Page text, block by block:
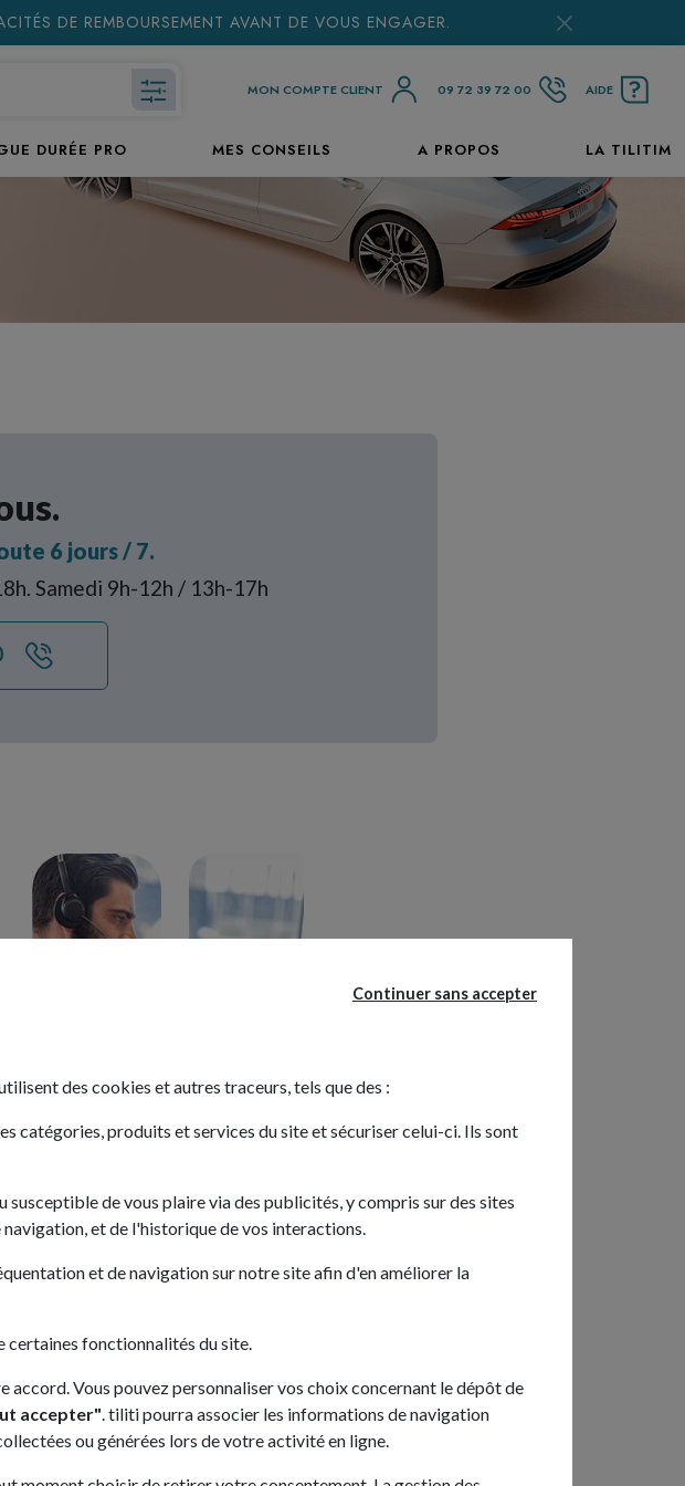
Continuer sans accepter
des cookies et autres traceurs, tels que des :
catégories, produits et services du site et sécuriser celui-ci. Ils sont
de vous plaire via des publicités, y compris sur des sites
navigation, et de l'historique de vos interactions.
et de navigation sur notre site afin d'en améliorer la
fonctionnalités du site.
Vous pouvez personnaliser vos choix concernant le dépôt de
accepter". tiliti pourra associer les informations de navigation
ou générées lors de votre activité en ligne.
DE REMBOURSEMENT AVANT DE VOUS ENGAGER.
MON COMPTE CLIENT 09 72 39 72 00 AIDE
DURÉE PRO MES CONSEILS A PROPOS LA TILITIM
6 jours / 7.
Samedi 9h-12h / 13h-17h
et efficace ! Un
personnalisé mais
Au top tiliti, conseillé du début a la fin ,
personnel au top ,disponible, répondent a